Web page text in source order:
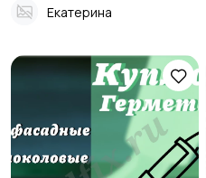
Екатерина